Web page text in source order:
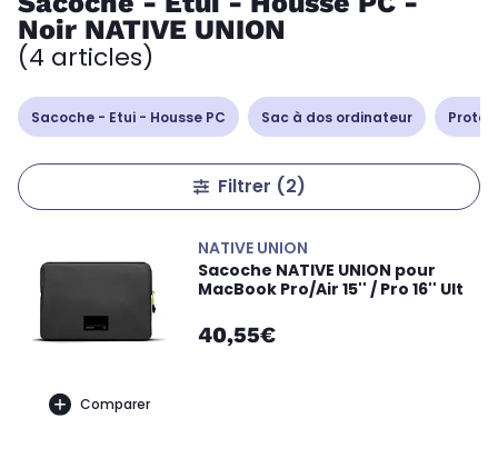
Noir NATIVE UNION
(4 articles)
Sacoche - Etui - Housse PC Sac à dos ordinateur
Filtrer (2)
Comparer
NATIVE UNION
Sacoche NATIVE UNION pour
MacBook Pro/Air 15'' / Pro 16'' Ult
40,55€